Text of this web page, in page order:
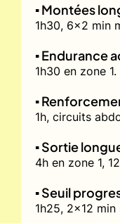
▪️ Montées
1h30, 6x2 min
▪️ Endurance
1h30 en zone 1.
▪️
1h, circuits
▪️ Sortie
4h en zone 1,
▪️ Seuil
1h25, 2x12